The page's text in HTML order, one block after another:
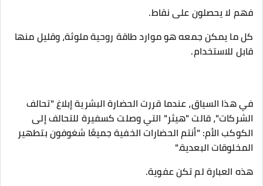
فهم لا يحصلون على نقاط.
كل ما يمكن جمعه هو موارد طاقة روحية ملوثة، وقليل منها
قابل للاستخدام.
في هذا السياق، عندما قررت الحضارة البشرية إبلاغ "تحالف
الشركات"، قالت "هيثر" التي وصلت كسفيرة للتحالف إلى
الكوكب الأم: "أنتم الحضارات الخفية جميعًا شغوفون بتطهير
المخلوقات البعدية."
هذه العبارة لم تكن عفوية.